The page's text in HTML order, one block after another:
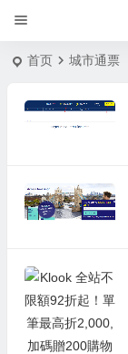
首页 城市通票